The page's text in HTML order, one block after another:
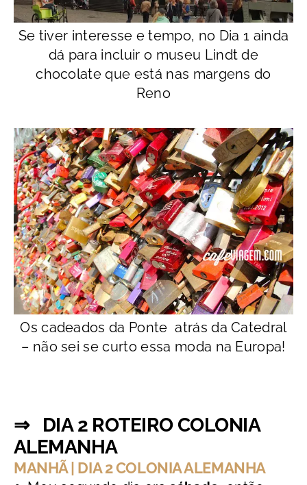
Se tiver interesse e tempo, no Dia 1 ainda
dá para incluir o museu Lindt de
chocolate que está nas margens do
Reno
Os cadeados da Ponte atrás da Catedral
– não sei se curto essa moda na Europa!
⇒ DIA 2 ROTEIRO COLONIA
ALEMANHA
MANHÃ | DIA 2 COLONIA ALEMANHA